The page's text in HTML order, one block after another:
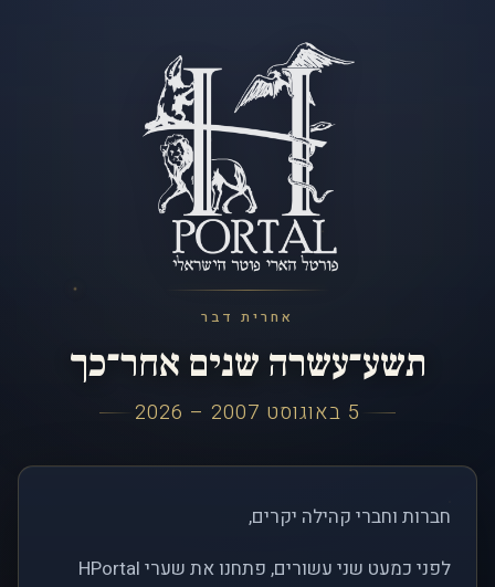
אחרית דבר
תשע־עשרה שנים אחר־כך
5 באוגוסט 2007 – 2026
חברות וחברי קהילה יקרים,
לפני כמעט שני עשורים, פתחנו את שערי HPortal